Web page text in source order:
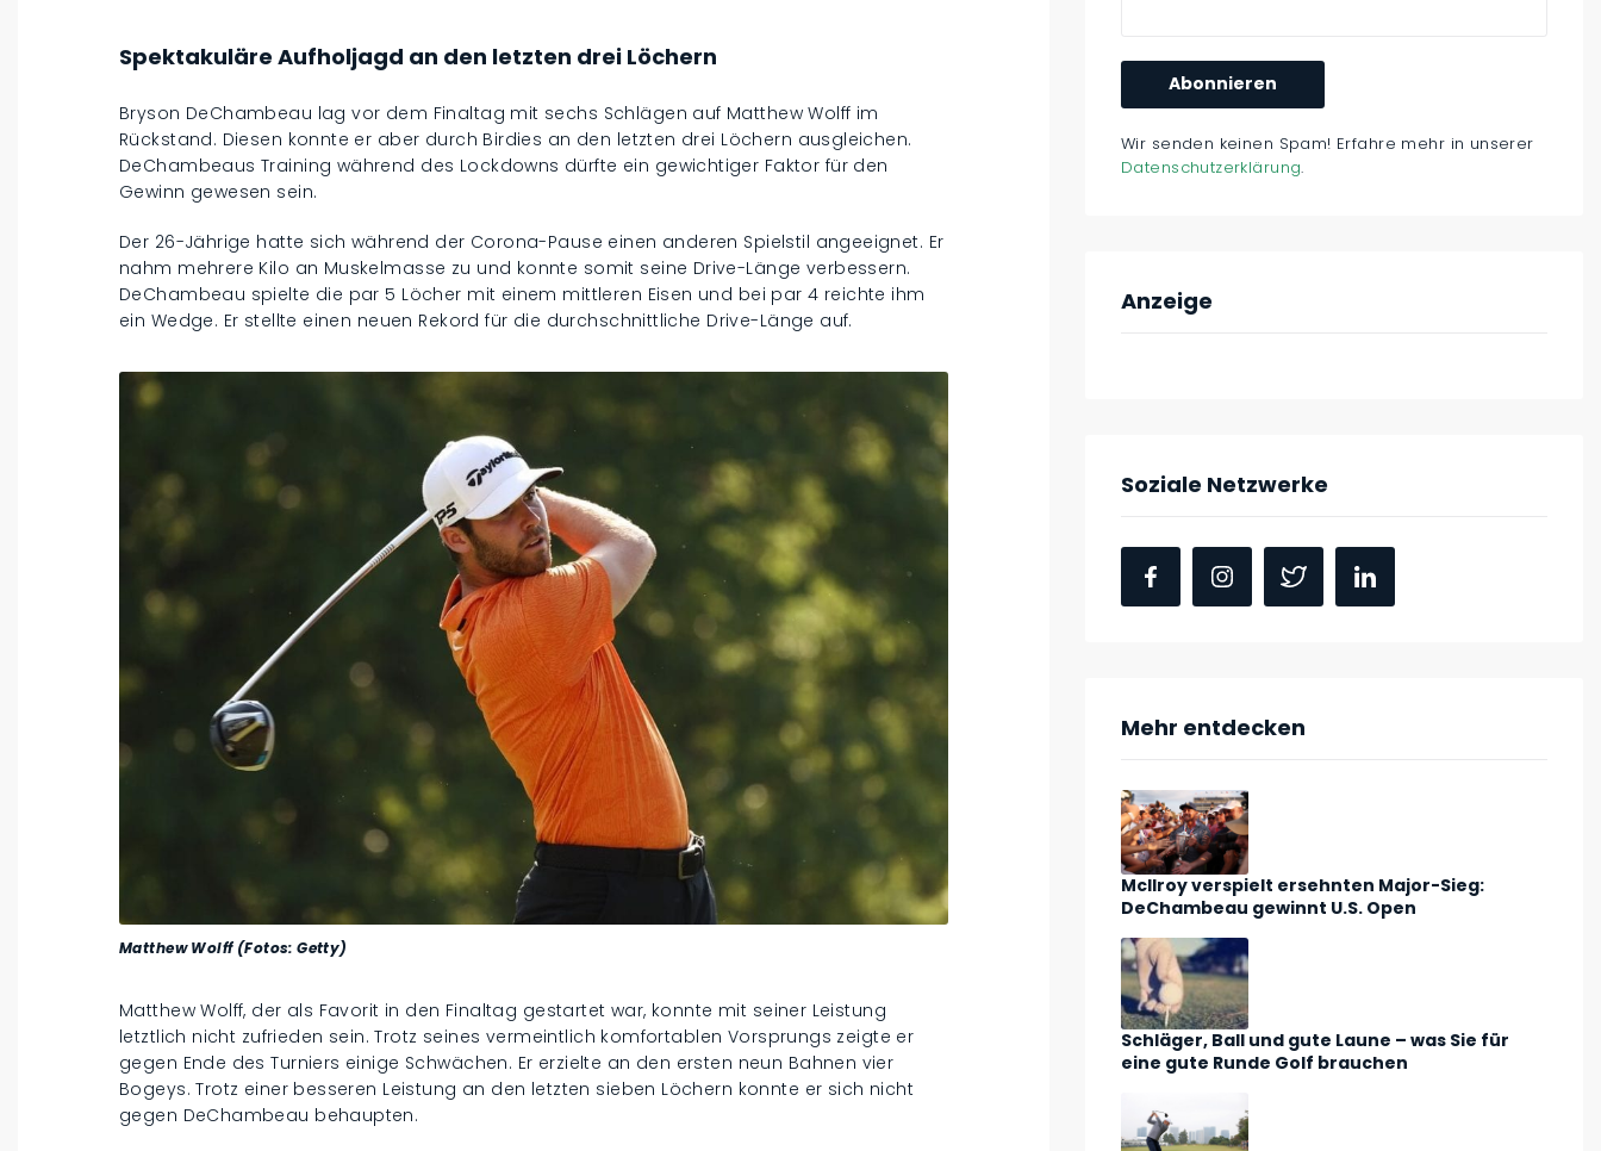
Spektakuläre Aufholjagd an den letzten drei Löchern
Bryson DeChambeau lag vor dem Finaltag mit sechs Schlägen auf Matthew Wolff im
Rückstand. Diesen konnte er aber durch Birdies an den letzten drei Löchern ausgleichen.
DeChambeaus Training während des Lockdowns dürfte ein gewichtiger Faktor für den
Gewinn gewesen sein.
Der 26-Jährige hatte sich während der Corona-Pause einen anderen Spielstil angeeignet. Er
nahm mehrere Kilo an Muskelmasse zu und konnte somit seine Drive-Länge verbessern.
DeChambeau spielte die par 5 Löcher mit einem mittleren Eisen und bei par 4 reichte ihm
ein Wedge. Er stellte einen neuen Rekord für die durchschnittliche Drive-Länge auf.
Matthew Wolff (Fotos: Getty)
Matthew Wolff, der als Favorit in den Finaltag gestartet war, konnte mit seiner Leistung
letztlich nicht zufrieden sein. Trotz seines vermeintlich komfortablen Vorsprungs zeigte er
gegen Ende des Turniers einige Schwächen. Er erzielte an den ersten neun Bahnen vier
Bogeys. Trotz einer besseren Leistung an den letzten sieben Löchern konnte er sich nicht
gegen DeChambeau behaupten.
Wir senden keinen Spam! Erfahre mehr in unserer
Datenschutzerklärung.
Anzeige
Soziale Netzwerke
Mehr entdecken
McIlroy verspielt ersehnten Major-Sieg:
DeChambeau gewinnt U.S. Open
Schläger, Ball und gute Laune – was Sie für
eine gute Runde Golf brauchen